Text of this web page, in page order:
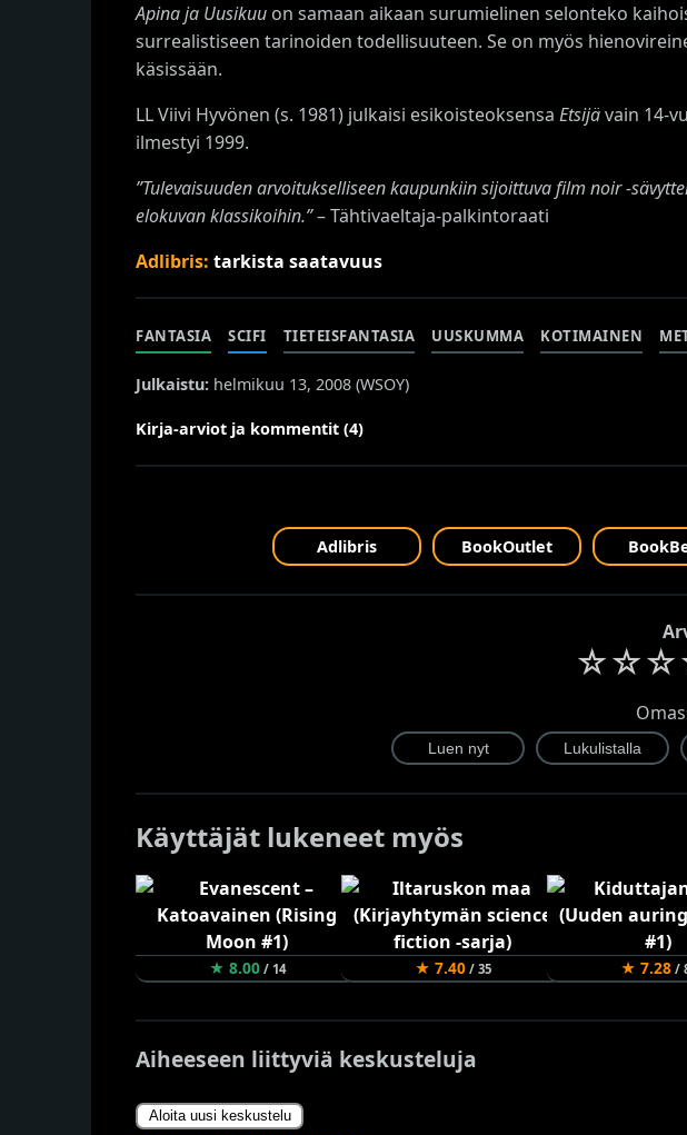
Apina ja Uusikuu on samaan aikaan surumielinen selonteko
surrealistiseen tarinoiden todellisuuteen. Se on myös
käsissään.
LL Viivi Hyvönen (s. 1981) julkaisi esikoisteoksensa Etsijävain 14-
ilmestyi 1999.
”Tulevaisuuden arvoitukselliseen kaupunkiin sijoittuva film noir -
elokuvan klassikoihin.”– Tähtivaeltaja-palkintoraati
Adlibris: tarkista saatavuus
FANTASIA SCIFI TIETEISFANTASIA UUSKUMMA KOTIMAINEN
Julkaistu: helmikuu 13, 2008 (WSOY)
Kirja-arviot ja kommentit (4)
Adlibris BookOutlet
☆☆☆
Käyttäjät lukeneet myös
★ 8.00/ 14 ★ 7.40/ 35 ★ 7.28/
Aiheeseen liittyviä keskusteluja
Aloita uusi keskustelu